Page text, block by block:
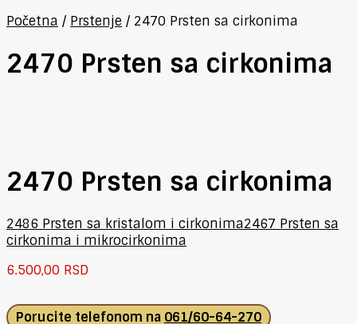
Početna / Prstenje / 2470 Prsten sa cirkonima
2470 Prsten sa cirkonima
2470 Prsten sa cirkonima
2486 Prsten sa kristalom i cirkonima2467 Prsten sa
cirkonima i mikrocirkonima
6.500,00 RSD
Porucite telefonom na 061/60-64-270